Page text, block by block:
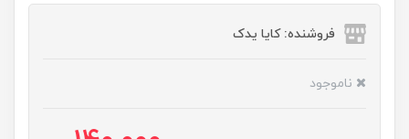
فروشنده: کایا یدک
ناموجود